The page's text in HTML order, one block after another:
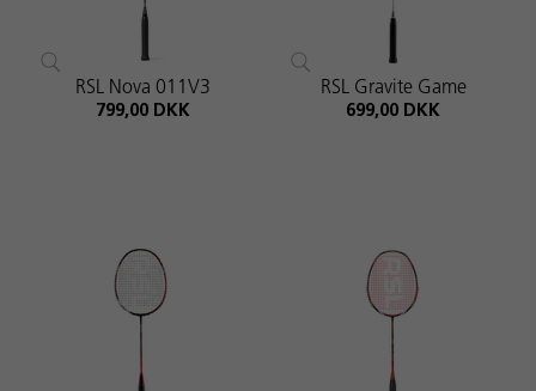
RSL Nova 011V3
799,00 DKK
RSL Gravite Game
699,00 DKK